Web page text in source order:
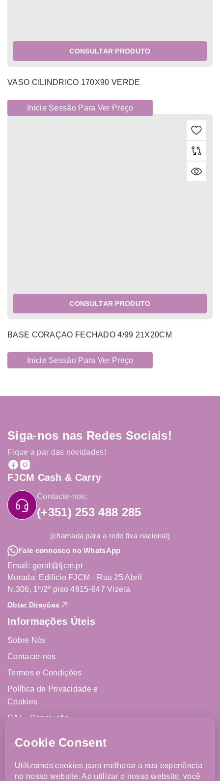
CONSULTAR PRODUTO
VASO CILINDRICO 170X90 VERDE
Inicie Sessão Para Ver Preço
CONSULTAR PRODUTO
BASE CORAÇAO FECHADO 4/99 21X20CM
Inicie Sessão Para Ver Preço
Siga-nos nas Redes Sociais!
Fique a par das novidades!
FJCM Cash & Carry
Contacte-nos:
(+351) 253 488 285
(chamada para a rede fixa nacional)
Fale connosco no WhatsApp
Email: geral@fjcm.pt
Morada: Edifício FJCM - Rua 25 Abril
N.306, 1º/2º piso 4815-647 Vizela
Obter Direções
Informações Úteis
Sobre Nós
Contacte-nos
Termos e Condições
Política de Privacidade e
Cookies
RAL - Resolução
Livro de Reclamações